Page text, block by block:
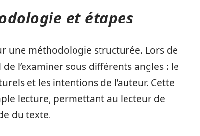
et étapes
une méthodologie structurée. Lors de
l’examiner sous différents angles : le
et les intentions de l’auteur. Cette
lecture, permettant au lecteur de
du texte.